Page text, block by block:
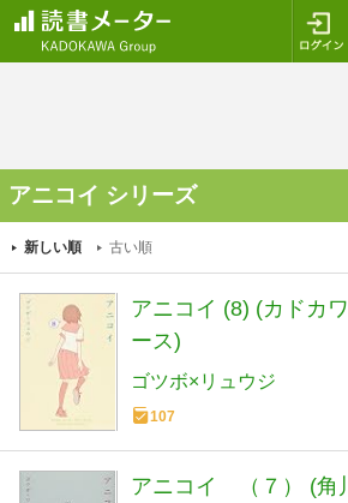
アニコイ シリーズ
新しい順 古い順
アニコイ (8) (カドカ
ース)
ゴツボ×リュウジ
107
アニコイ （７） (角